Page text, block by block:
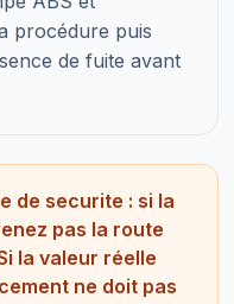
procédure puis
de fuite avant
de securite : si la
pas la route
la valeur réelle
ne doit pas